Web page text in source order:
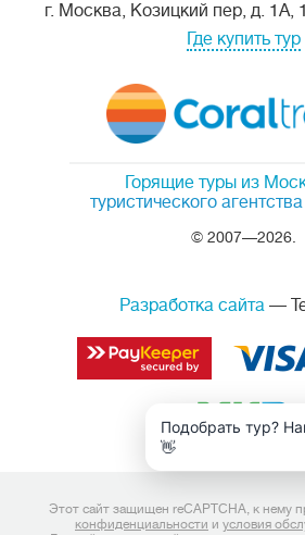
Горящие туры из
туристического
© 2007—2026.
г. Москва, Козицкий пер, д. 1А,
Где купить тур
Разработка сайта—
Этот сайт защищен reCAPTCHA, к нему
конфиденциальности и условия
Подобрать тур?
👋